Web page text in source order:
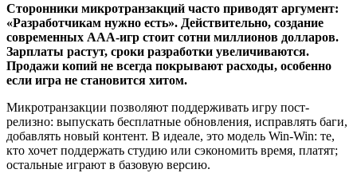
Сторонники микротранзакций часто приводят аргумент:
«Разработчикам нужно есть». Действительно, создание
современных AAA-игр стоит сотни миллионов долларов.
Зарплаты растут, сроки разработки увеличиваются.
Продажи копий не всегда покрывают расходы, особенно
если игра не становится хитом.
Микротранзакции позволяют поддерживать игру пост-
релизно: выпускать бесплатные обновления, исправлять баги,
добавлять новый контент. В идеале, это модель Win-Win: те,
кто хочет поддержать студию или сэкономить время, платят;
остальные играют в базовую версию.